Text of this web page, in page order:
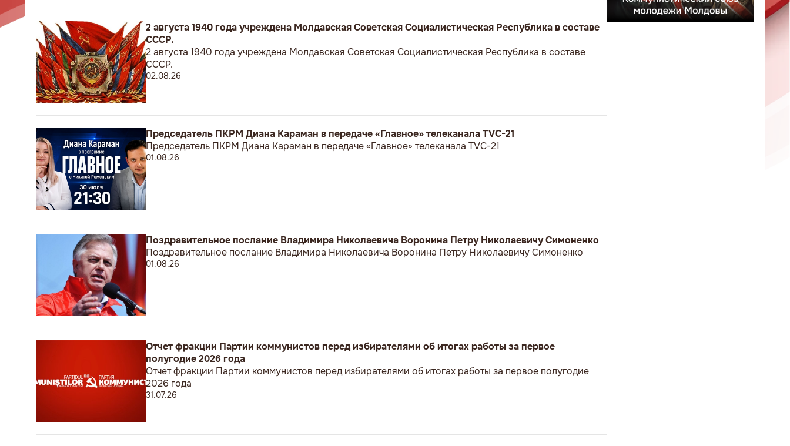
2 августа 1940 года учреждена Молдавская Советская Социалистическая Республика в составе
СССР.
2 августа 1940 года учреждена Молдавская Советская Социалистическая Республика в составе
СССР.
02.08.26
Председатель ПКРМ Диана Караман в передаче «Главное» телеканала TVC-21
Председатель ПКРМ Диана Караман в передаче «Главное» телеканала TVC-21
01.08.26
Поздравительное послание Владимира Николаевича Воронина Петру Николаевичу Симоненко
Поздравительное послание Владимира Николаевича Воронина Петру Николаевичу Симоненко
01.08.26
Отчет фракции Партии коммунистов перед избирателями об итогах работы за первое
полугодие 2026 года
Отчет фракции Партии коммунистов перед избирателями об итогах работы за первое полугодие
2026 года
31.07.26